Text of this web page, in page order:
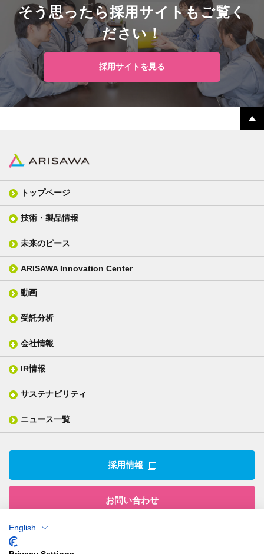
そう思ったら採用サイトもご覧く
ださい！
採用サイトを見る
トップページ
技術・製品情報
FPC材料
カバーレイフィルム
銅張り積層板
層間接着シート
3D材料
電気絶縁・産業構造材料
織物製品
一般塗工製品
産業用構造材料
塗る
技術用語集
技術・製品情報トップ
未来のピース
ARISAWA Innovation Center
動画
受託分析
分析メニュー(事例)
分析ニュース
会社情報
会社概要
事業所
関係企業
IR情報
IR情報トップ
IRニュース
サステナビリティ
サステナビリティ・マネジメント
社会との関わり
ニュース一覧
採用情報
お問い合わせ
株式会社有沢製作所
English